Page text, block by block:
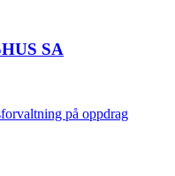
SA
på oppdrag